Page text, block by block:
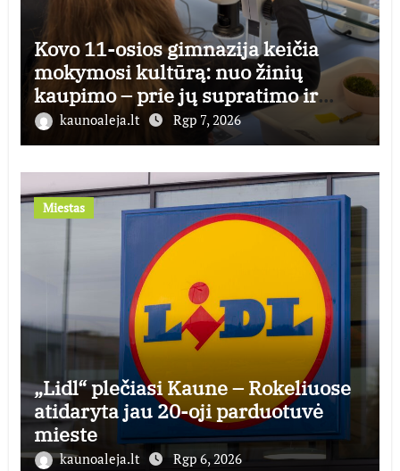
Kovo 11-osios gimnazija keičia
mokymosi kultūrą: nuo žinių
kaupimo – prie jų supratimo ir
taikymo
kaunoaleja.lt Rgp 7, 2026
Miestas
„Lidl“ plečiasi Kaune – Rokeliuose
atidaryta jau 20-oji parduotuvė
mieste
kaunoaleja.lt Rgp 6, 2026